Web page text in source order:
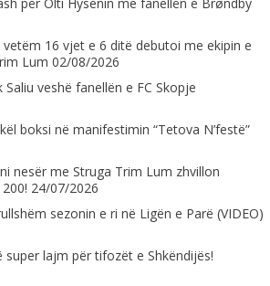
për Olti Hysenin me fanellën e Brøndby
16 vjet e 6 ditë debutoi me ekipin e
Lum 02/08/2026
Saliu veshë fanellën e FC Skopje
boksi në manifestimin “Tetova N’festë”
nesër me Struga Trim Lum zhvillon
24/07/2026
sezonin e ri në Ligën e Parë (VIDEO)
super lajm për tifozët e Shkëndijës!